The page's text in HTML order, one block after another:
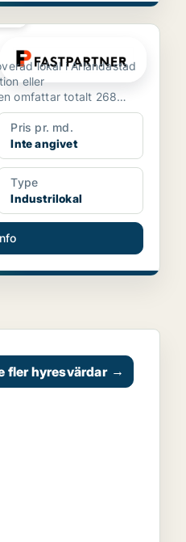
lokal i Arlandastad
eller
omfattar totalt 268
Pris pr. md.
Inte angivet
Type
Industrilokal
fler hyresvärdar →